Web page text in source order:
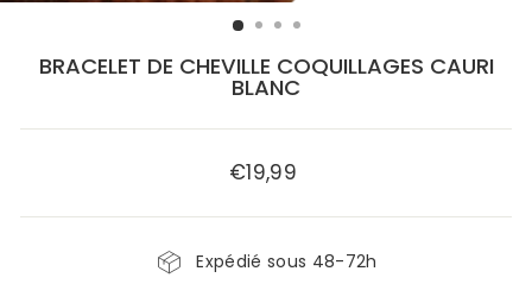
BRACELET DE CHEVILLE COQUILLAGES CAURI
BLANC
Prix
€19,99
Expédié sous 48-72h